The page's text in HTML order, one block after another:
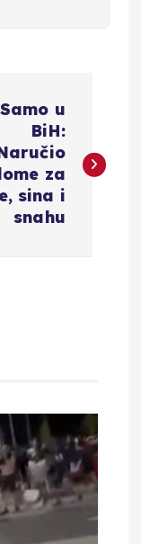
Samo u
BiH:
za
sina i
snahu